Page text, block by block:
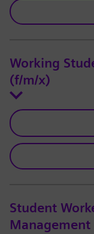
Working
(f/m/x)
Student
Management